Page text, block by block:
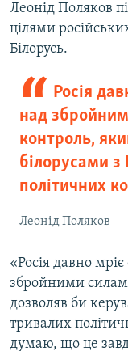
Леонід Поляков
цілями
Білорусь.
Росія
над
контроль,
білорусами
політичних
Леонід Поляков
«Росія давно
збройними
дозволяв би
тривалих
думаю, що це